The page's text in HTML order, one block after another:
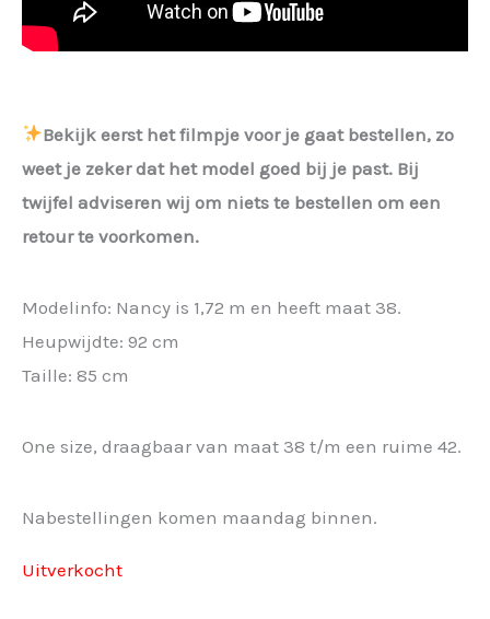
Bekijk eerst het filmpje voor je gaat bestellen, zo
weet je zeker dat het model goed bij je past. Bij
twijfel adviseren wij om niets te bestellen om een
retour te voorkomen.
Modelinfo: Nancy is 1,72 m en heeft maat 38.
Heupwijdte: 92 cm
Taille: 85 cm
One size, draagbaar van maat 38 t/m een ruime 42.
Nabestellingen komen maandag binnen.
Uitverkocht